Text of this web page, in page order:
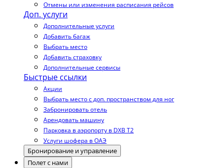
Отмены или изменения расписания рейсов
Доп. услуги
Дополнительные услуги
Добавить багаж
Выбрать место
Добавить страховку
Дополнительные сервисы
Быстрые ссылки
Акции
Выбрать место с доп. пространством для ног
Забронировать отель
Арендовать машину
Парковка в аэропорту в DXB T2
Услуги шофера в ОАЭ
Бронирование и управление
Полет с нами